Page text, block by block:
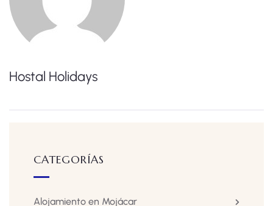
Hostal Holidays
CATEGORÍAS
Alojamiento en Mojácar